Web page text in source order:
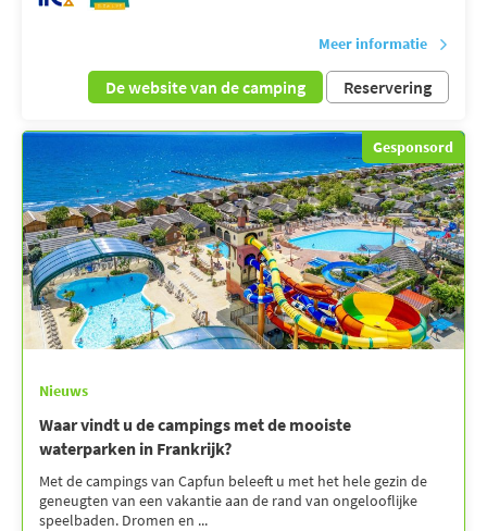
Meer informatie
De website van de camping Reservering
Gesponsord
Nieuws
Waar vindt u de campings met de mooiste
waterparken in Frankrijk?
Met de campings van Capfun beleeft u met het hele gezin de
geneugten van een vakantie aan de rand van ongelooflijke
speelbaden. Dromen en ...